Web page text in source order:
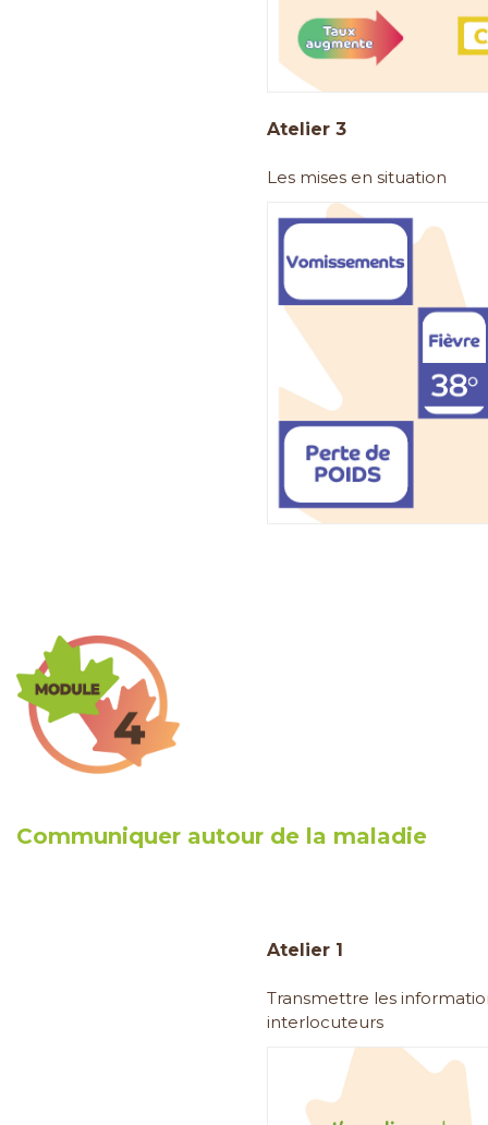
Atelier 3
Les mises en situation
Communiquer autour de la maladie
Atelier 1
Transmettre les
interlocuteurs